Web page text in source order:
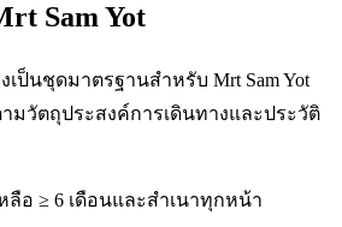
Sam Yot
เป็นชุดมาตรฐานสำหรับ Mrt Sam Yot
มวัตถุประสงค์การเดินทางและประวัติ
ลือ ≥ 6 เดือนและสำเนาทุกหน้า